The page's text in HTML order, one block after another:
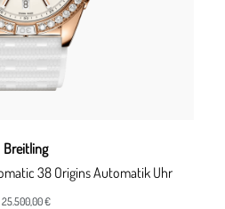
Breitling
38 Origins Automatik Uhr
25.500,00 €